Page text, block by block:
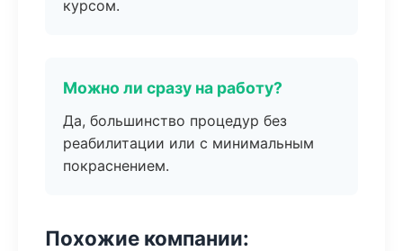
курсом.
Можно ли сразу на работу?
Да, большинство процедур без
реабилитации или с минимальным
покраснением.
Похожие компании: